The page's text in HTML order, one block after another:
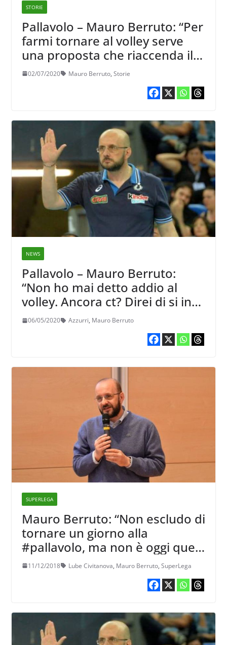
STORIE
Pallavolo – Mauro Berruto: “Per
farmi tornare al volley serve
una proposta che riaccenda il
fuoco”
02/07/2020 Mauro Berruto, Storie
NEWS
Pallavolo – Mauro Berruto:
“Non ho mai detto addio al
volley. Ancora ct? Direi di si in
30 secondi ma solo gratis”
06/05/2020 Azzurri, Mauro Berruto
SUPERLEGA
Mauro Berruto: “Non escludo di
tornare un giorno alla
#pallavolo, ma non è oggi quel
giorno”
11/12/2018 Lube Civitanova, Mauro Berruto, SuperLega